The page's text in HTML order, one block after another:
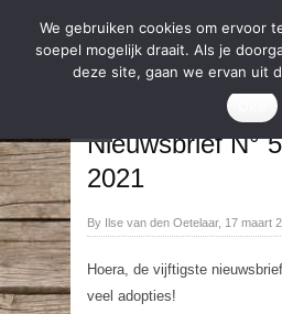
Nieuwsbrief N°
2021
By Ilse van den Oetelaar, 17 maart
Hoera, de vijftigste
veel adopties!
We gebruiken cookies om ervoor
soepel mogelijk draait. Als je
deze site, gaan we ervan uit